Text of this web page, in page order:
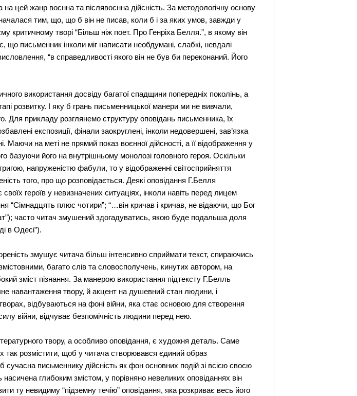
цей жанр воєнна та післявоєнна дійсність. За методологічну основу
тим, що, що б він не писав, коли б і за яких умов, завжди у
критичному творі “Більш ніж поет. Про Генріха Белля.”, в якому він
що письменник інколи міг написати необдумані, слабкі, невдалі
“в справедливості якого він не був би переконаний. Його
використання досвіду багатої спадщини попередніх поколінь, а
розвитку. І яку б грань письменницької манери ми не вивчали,
Для прикладу розглянемо структуру оповідань письменника, їх
експозиції, фінали заокруглені, інколи недовершені, зав’язка
на меті не прямий показ воєнної дійсності, а її відображення у
базуючи його на внутрішньому монолозі головного героя. Оскільки
напруженістю фабули, то у відображенні світосприйняття
того, про що розповідається. Деякі оповідання Г.Белля
героїв у невизначених ситуаціях, інколи навіть перед лицем
“Сімнадцять плюс чотири”; “…він кричав і кричав, не відаючи, що Бог
часто читач змушений здогадуватись, якою буде подальша доля
в Одесі”).
змушує читача більш інтенсивно сприймати текст, спираючись
багато слів та словосполучень, кинутих автором, на
зміст пізнання. За манерою використання підтексту Г.Белль
навантаження твору, й акцент на душевний стан людини, і
відбуваються на фоні війни, яка стає основою для створення
війни, відчуває безпомічність людини перед нею.
твору, а особливо оповідання, є художня деталь. Саме
так розмістити, щоб у читача створювався єдиний образ
письменнику дійсність як фон основних подій зі всією своєю
глибоким змістом, у порівняно невеликих оповіданнях він
ту невидиму “підземну течію” оповідання, яка розкриває весь його